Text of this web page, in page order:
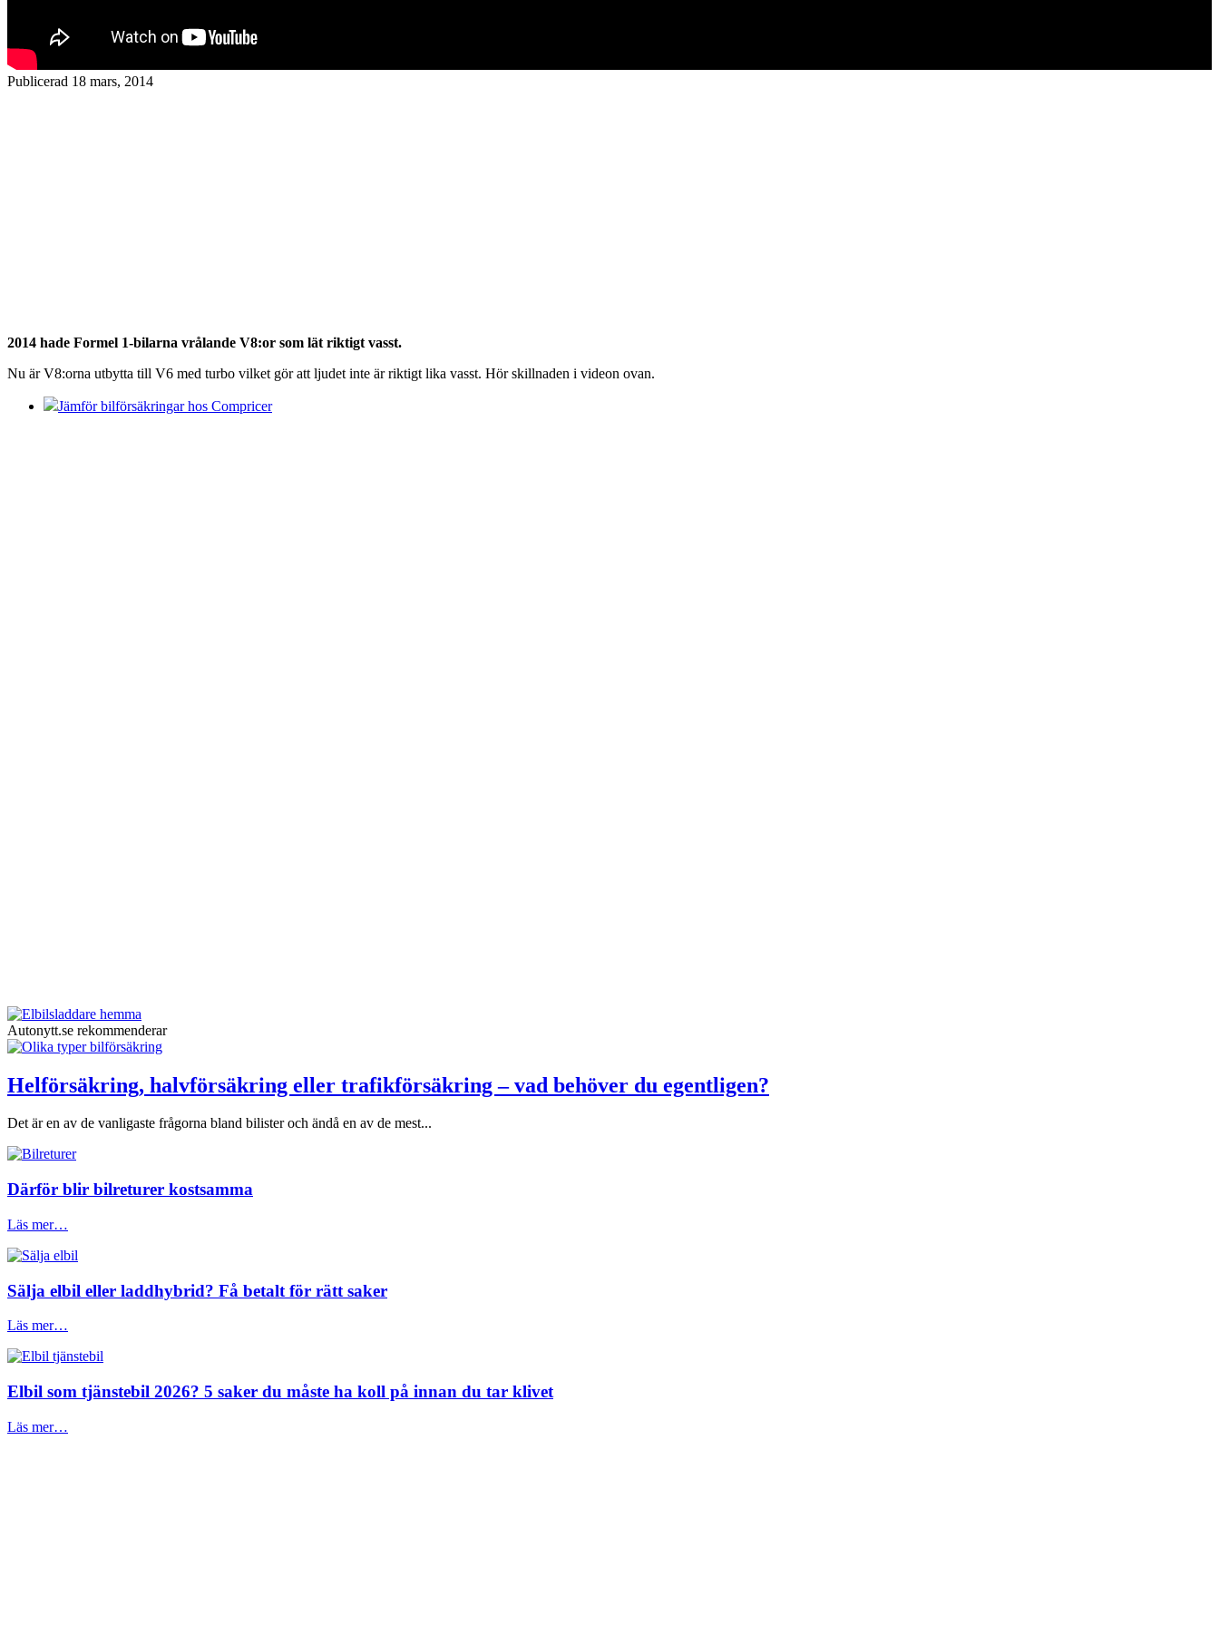
Publicerad 18 mars, 2014
2014 hade Formel 1-bilarna vrålande V8:or som lät riktigt vasst.
Nu är V8:orna utbytta till V6 med turbo vilket gör att ljudet inte är riktigt lika vasst. Hör skillnaden i videon ovan.
Jämför bilförsäkringar hos Compricer
Autonytt.se rekommenderar
Helförsäkring, halvförsäkring eller trafikförsäkring – vad behöver du egentligen?
Det är en av de vanligaste frågorna bland bilister och ändå en av de mest...
Därför blir bilreturer kostsamma
Läs mer…
Sälja elbil eller laddhybrid? Få betalt för rätt saker
Läs mer…
Elbil som tjänstebil 2026? 5 saker du måste ha koll på innan du tar klivet
Läs mer…